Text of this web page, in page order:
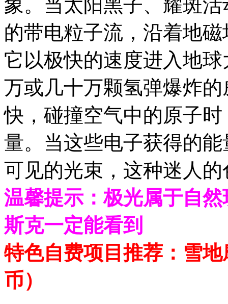
象。当太阳黑子、耀斑
的带电粒子流，沿着地
它以极快的速度进入地
万或几十万颗氢弹爆炸
快，碰撞空气中的原子
量。当这些电子获得的
可见的光束，这种迷人
温馨提示：极光属于自
斯克一定能看到
特色自费项目推荐：雪
币）